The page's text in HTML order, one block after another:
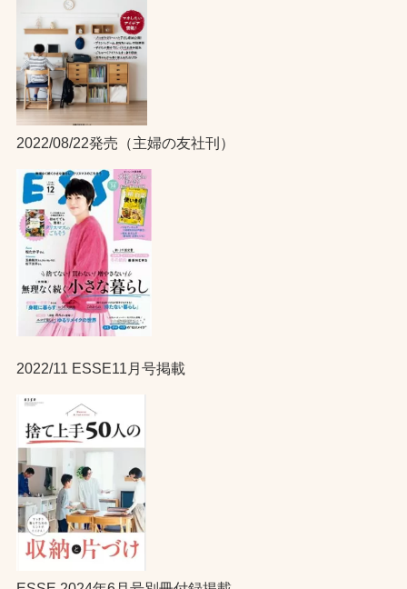
2022/08/22発売（主婦の友社刊）
2022/11 ESSE11月号掲載